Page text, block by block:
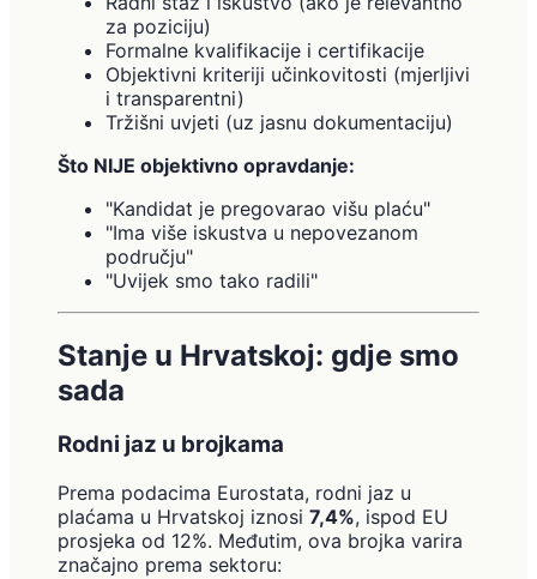
za poziciju)
Formalne kvalifikacije i certifikacije
Objektivni kriteriji učinkovitosti (mjerljivi
i transparentni)
Tržišni uvjeti (uz jasnu dokumentaciju)
Što NIJE objektivno opravdanje:
"Kandidat je pregovarao višu plaću"
"Ima više iskustva u nepovezanom
području"
"Uvijek smo tako radili"
Stanje u Hrvatskoj: gdje smo
sada
Rodni jaz u brojkama
Prema podacima Eurostata, rodni jaz u
plaćama u Hrvatskoj iznosi 7,4%, ispod EU
prosjeka od 12%. Međutim, ova brojka varira
značajno prema sektoru: